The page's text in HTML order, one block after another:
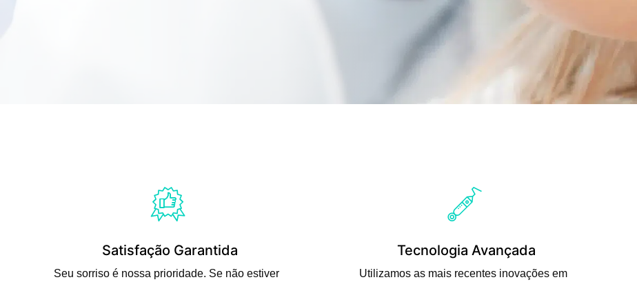
Satisfação Garantida
Seu sorriso é nossa prioridade. Se não estiver
Tecnologia Avançada
Utilizamos as mais recentes inovações em